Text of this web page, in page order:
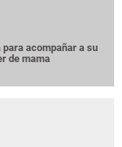
acompañar a su
de mama